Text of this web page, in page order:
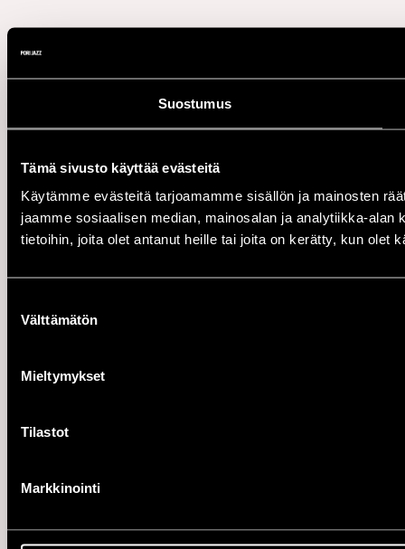
Suostumus
Tämä sivusto käyttää evästeitä
Käytämme evästeitä tarjoamamme sisällön ja mainosten
jaamme sosiaalisen median, mainosalan ja analytiikka-
tietoihin, joita olet antanut heille tai joita on kerätty, kun olet
valinta
Välttämätön
Mieltymykset
Tilastot
Markkinointi